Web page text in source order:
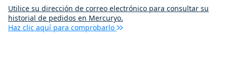
Utilice su dirección de correo electrónico para consultar su
historial de pedidos en Mercuryo.
Haz clic aquí para comprobarlo